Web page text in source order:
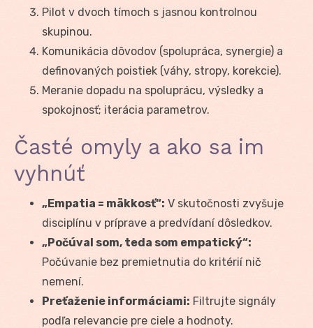
Pilot v dvoch tímoch s jasnou kontrolnou
skupinou.
Komunikácia dôvodov (spolupráca, synergie) a
definovaných poistiek (váhy, stropy, korekcie).
Meranie dopadu na spoluprácu, výsledky a
spokojnosť; iterácia parametrov.
Časté omyly a ako sa im
vyhnúť
„Empatia = mäkkosť“: V skutočnosti zvyšuje
disciplínu v príprave a predvídaní dôsledkov.
„Počúval som, teda som empatický“:
Počúvanie bez premietnutia do kritérií nič
nemení.
Preťaženie informáciami: Filtrujte signály
podľa relevancie pre ciele a hodnoty.